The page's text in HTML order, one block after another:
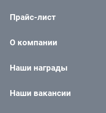
Прайс-лист
О компании
Наши награды
Наши вакансии